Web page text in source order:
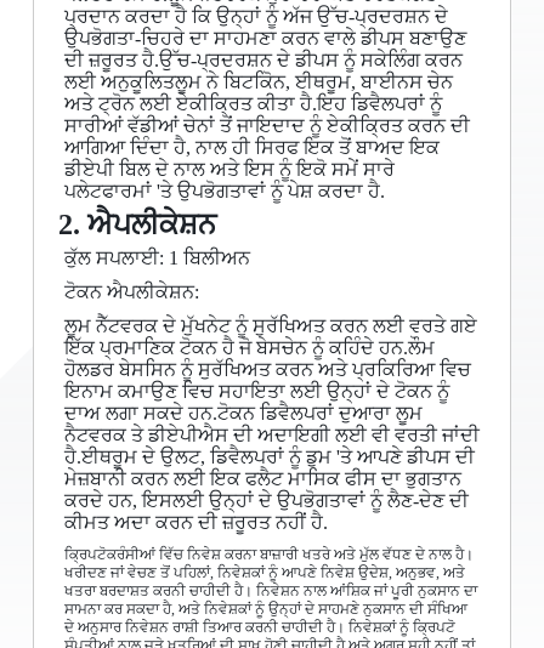
ਪ੍ਰਦਾਨ ਕਰਦਾ ਹੈ ਕਿ ਉਨ੍ਹਾਂ ਨੂੰ ਅੱਜ ਉੱਚ-ਪ੍ਰਦਰਸ਼ਨ ਦੇ
ਉਪਭੋਗਤਾ-ਚਿਹਰੇ ਦਾ ਸਾਹਮਣਾ ਕਰਨ ਵਾਲੇ ਡੀਪਸ ਬਣਾਉਣ
ਦੀ ਜ਼ਰੂਰਤ ਹੈ.ਉੱਚ-ਪ੍ਰਦਰਸ਼ਨ ਦੇ ਡੀਪਸ ਨੂੰ ਸਕੇਲਿੰਗ ਕਰਨ
ਲਈ ਅਨੁਕੂਲਿਤਲੂਮ ਨੇ ਬਿਟਕੋਿਨ, ਈਥਰੂਮ, ਬਾਈਨਸ ਚੇਨ
ਅਤੇ ਟ੍ਰੋਨ ਲਈ ਏਕੀਕ੍ਰਿਤ ਕੀਤਾ ਹੈ.ਇਹ ਡਿਵੈਲਪਰਾਂ ਨੂੰ
ਸਾਰੀਆਂ ਵੱਡੀਆਂ ਚੇਨਾਂ ਤੋਂ ਜਾਇਦਾਦ ਨੂੰ ਏਕੀਕ੍ਰਿਤ ਕਰਨ ਦੀ
ਆਗਿਆ ਦਿੰਦਾ ਹੈ, ਨਾਲ ਹੀ ਸਿਰਫ ਇਕ ਤੋਂ ਬਾਅਦ ਇਕ
ਡੀਏਪੀ ਬਿਲ ਦੇ ਨਾਲ ਅਤੇ ਇਸ ਨੂੰ ਇਕੋ ਸਮੇਂ ਸਾਰੇ
ਪਲੇਟਫਾਰਮਾਂ 'ਤੇ ਉਪਭੋਗਤਾਵਾਂ ਨੂੰ ਪੇਸ਼ ਕਰਦਾ ਹੈ.
2. ਐਪਲੀਕੇਸ਼ਨ
ਕੁੱਲ ਸਪਲਾਈ: 1 ਬਿਲੀਅਨ
ਟੋਕਨ ਐਪਲੀਕੇਸ਼ਨ:
ਲੂਮ ਨੈੱਟਵਰਕ ਦੇ ਮੁੱਖਨੇਟ ਨੂੰ ਸੁਰੱਖਿਅਤ ਕਰਨ ਲਈ ਵਰਤੇ ਗਏ
ਇੱਕ ਪ੍ਰਮਾਣਿਕ ​​ਟੋਕਨ ਹੈ ਜੋ ਬੇਸਚੇਨ ਨੂੰ ਕਹਿੰਦੇ ਹਨ.ਲੌਮ
ਹੋਲਡਰ ਬੇਸਸਿਨ ਨੂੰ ਸੁਰੱਖਿਅਤ ਕਰਨ ਅਤੇ ਪ੍ਰਕਿਰਿਆ ਵਿਚ
ਇਨਾਮ ਕਮਾਉਣ ਵਿਚ ਸਹਾਇਤਾ ਲਈ ਉਨ੍ਹਾਂ ਦੇ ਟੋਕਨ ਨੂੰ
ਦਾਅ ਲਗਾ ਸਕਦੇ ਹਨ.ਟੋਕਨ ਡਿਵੈਲਪਰਾਂ ਦੁਆਰਾ ਲੂਮ
ਨੈਟਵਰਕ ਤੇ ਡੀਏਪੀਐਸ ਦੀ ਅਦਾਇਗੀ ਲਈ ਵੀ ਵਰਤੀ ਜਾਂਦੀ
ਹੈ.ਈਥਰੂਮ ਦੇ ਉਲਟ, ਡਿਵੈਲਪਰਾਂ ਨੂੰ ਡੁਮ 'ਤੇ ਆਪਣੇ ਡੀਪਸ ਦੀ
ਮੇਜ਼ਬਾਨੀ ਕਰਨ ਲਈ ਇਕ ਫਲੈਟ ਮਾਸਿਕ ਫੀਸ ਦਾ ਭੁਗਤਾਨ
ਕਰਦੇ ਹਨ, ਇਸਲਈ ਉਨ੍ਹਾਂ ਦੇ ਉਪਭੋਗਤਾਵਾਂ ਨੂੰ ਲੈਣ-ਦੇਣ ਦੀ
ਕੀਮਤ ਅਦਾ ਕਰਨ ਦੀ ਜ਼ਰੂਰਤ ਨਹੀਂ ਹੈ.
ਕ੍ਰਿਪਟੋਕਰੰਸੀਆਂ ਵਿੱਚ ਨਿਵੇਸ਼ ਕਰਨਾ ਬਾਜ਼ਾਰੀ ਖਤਰੇ ਅਤੇ ਮੁੱਲ ਵੱਧਣ ਦੇ ਨਾਲ ਹੈ।
ਖਰੀਦਣ ਜਾਂ ਵੇਚਣ ਤੋਂ ਪਹਿਲਾਂ, ਨਿਵੇਸ਼ਕਾਂ ਨੂੰ ਆਪਣੇ ਨਿਵੇਸ਼ ਉਦੇਸ਼, ਅਨੁਭਵ, ਅਤੇ
ਖਤਰਾ ਬਰਦਾਸ਼ਤ ਕਰਨੀ ਚਾਹੀਦੀ ਹੈ। ਨਿਵੇਸ਼ਨ ਨਾਲ ਆਂਸ਼ਿਕ ਜਾਂ ਪੂਰੀ ਨੁਕਸਾਨ ਦਾ
ਸਾਮਨਾ ਕਰ ਸਕਦਾ ਹੈ, ਅਤੇ ਨਿਵੇਸ਼ਕਾਂ ਨੂੰ ਉਨ੍ਹਾਂ ਦੇ ਸਾਹਮਣੇ ਨੁਕਸਾਨ ਦੀ ਸੰਖਿਆ
ਦੇ ਅਨੁਸਾਰ ਨਿਵੇਸ਼ਨ ਰਾਸ਼ੀ ਤਿਆਰ ਕਰਨੀ ਚਾਹੀਦੀ ਹੈ। ਨਿਵੇਸ਼ਕਾਂ ਨੂੰ ਕ੍ਰਿਪਟੋ